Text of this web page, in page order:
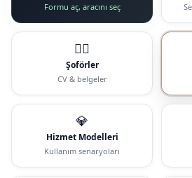
Formu aç, aracını seç
🧑‍✈️
Şoförler
CV & belgeler
💎
Hizmet Modelleri
Kullanım senaryoları